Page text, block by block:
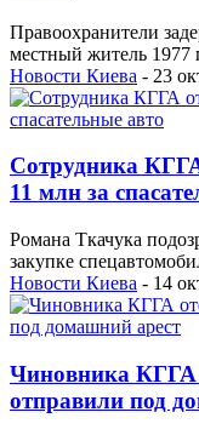
Правоохранители
местный житель 1977
Новости Киева - 23
Сотрудника
11 млн за
Романа Ткачука
закупке
Новости Киева - 14
Чиновника КГГА
отправили под